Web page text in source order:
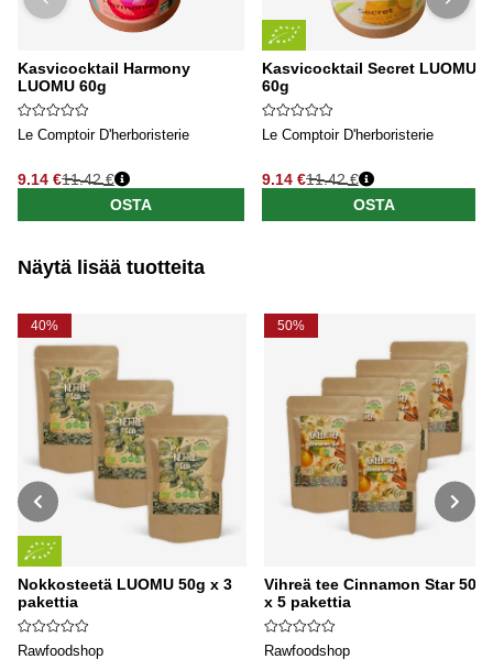
Kasvicocktail Harmony
LUOMU 60g
Le Comptoir D'herboristerie
9.14 €11.42 €
OSTA
Kasvicocktail Secret LUOMU
60g
Le Comptoir D'herboristerie
9.14 €11.42 €
OSTA
Näytä lisää tuotteita
40%
Nokkosteetä LUOMU 50g x 3
pakettia
Rawfoodshop
50%
Vihreä tee Cinnamon Star 50g
x 5 pakettia
Rawfoodshop